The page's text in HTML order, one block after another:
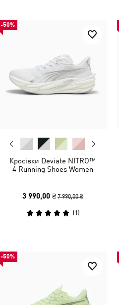
-50%
Кросівки Deviate NITRO™
4 Running Shoes Women
3 990,00 ₴ 7 990,00 ₴
(1 )
-50%